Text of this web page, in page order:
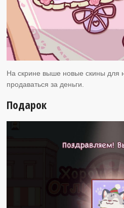
На скрине выше новые скины для
продаваться за деньги.
Подарок